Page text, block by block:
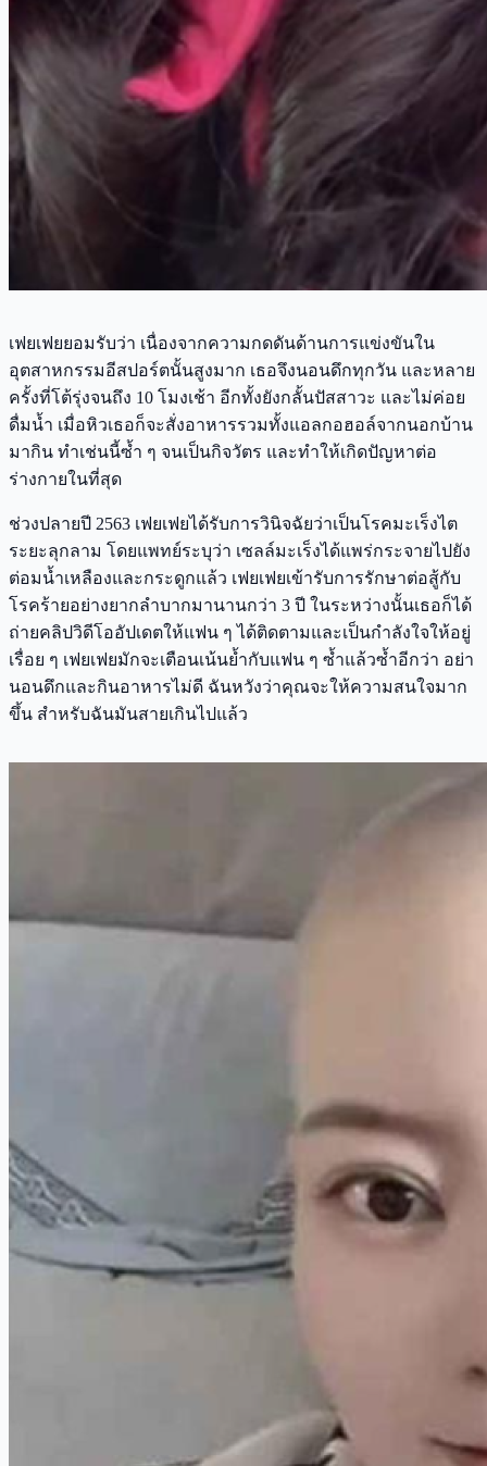
เฟยเฟยยอมรับว่า เนื่องจากความกดดันด้านการแข่งขันใน
อุตสาหกรรมอีสปอร์ตนั้นสูงมาก เธอจึงนอนดึกทุกวัน และหลาย
ครั้งที่โต้รุ่งจนถึง 10 โมงเช้า อีกทั้งยังกลั้นปัสสาวะ และไม่ค่อย
ดื่มน้ำ เมื่อหิวเธอก็จะสั่งอาหารรวมทั้งแอลกอฮอล์จากนอกบ้าน
มากิน ทำเช่นนี้ซ้ำ ๆ จนเป็นกิจวัตร และทำให้เกิดปัญหาต่อ
ร่างกายในที่สุด
ช่วงปลายปี 2563 เฟยเฟยได้รับการวินิจฉัยว่าเป็นโรคมะเร็งไต
ระยะลุกลาม โดยแพทย์ระบุว่า เซลล์มะเร็งได้แพร่กระจายไปยัง
ต่อมน้ำเหลืองและกระดูกแล้ว เฟยเฟยเข้ารับการรักษาต่อสู้กับ
โรคร้ายอย่างยากลำบากมานานกว่า 3 ปี ในระหว่างนั้นเธอก็ได้
ถ่ายคลิปวิดีโออัปเดตให้แฟน ๆ ได้ติดตามและเป็นกำลังใจให้อยู่
เรื่อย ๆ เฟยเฟยมักจะเตือนเน้นย้ำกับแฟน ๆ ซ้ำแล้วซ้ำอีกว่า อย่า
นอนดึกและกินอาหารไม่ดี ฉันหวังว่าคุณจะให้ความสนใจมาก
ขึ้น สำหรับฉันมันสายเกินไปแล้ว